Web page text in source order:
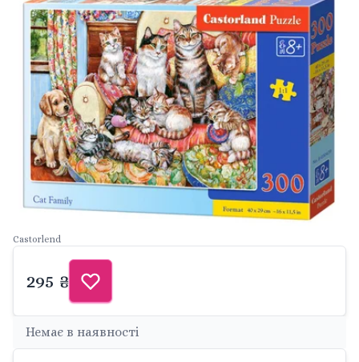
Castorlend
295 ₴
Немає в наявності